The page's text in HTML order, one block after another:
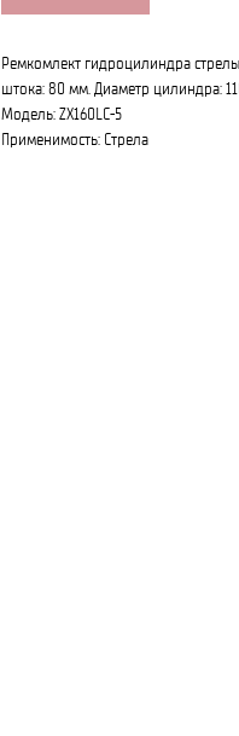
Ремкомлект гидроцилиндра
штока: 80 мм. Диаметр цилиндра:
Модель: ZX160LC-5
Применимость: Стрела